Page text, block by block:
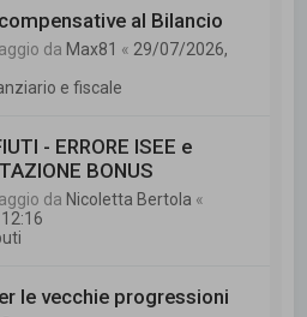
al Bilancio
da Max81 « 29/07/2026,
e fiscale
- ERRORE ISEE e
BONUS
da Nicoletta Bertola «
le vecchie progressioni